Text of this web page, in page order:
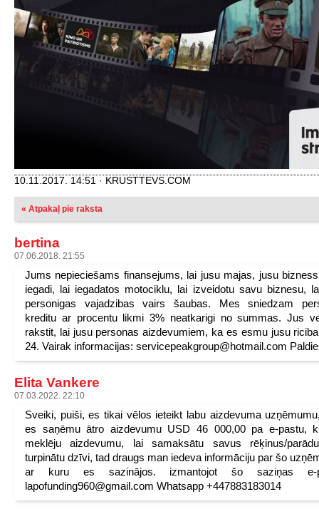
10.11.2017. 14:51 · KRUSTTEVS.COM
« Atpakaļ pie raksta
bertina
07.06.2018. 21:55
Jums nepieciešams finansejums, lai jusu majas, jusu
iegadi, lai iegadatos motociklu, lai izveidotu savu biznesu,
personigas vajadzibas vairs šaubas. Mes sniedzam
kreditu ar procentu likmi 3% neatkarigi no summas. Jus
rakstit, lai jusu personas aizdevumiem, ka es esmu jusu
24. Vairak informacijas: servicepeakgroup@hotmail.com
Elita Vankere
07.03.2022. 22:10
Sveiki, puiši, es tikai vēlos ieteikt labu aizdevuma
es saņēmu ātro aizdevumu USD 46 000,00 pa e-pastu,
meklēju aizdevumu, lai samaksātu savus rēķinus/
turpinātu dzīvi, tad draugs man iedeva informāciju par šo
ar kuru es sazinājos. izmantojot šo saziņas e-
lapofunding960@gmail.com Whatsapp +447883183014